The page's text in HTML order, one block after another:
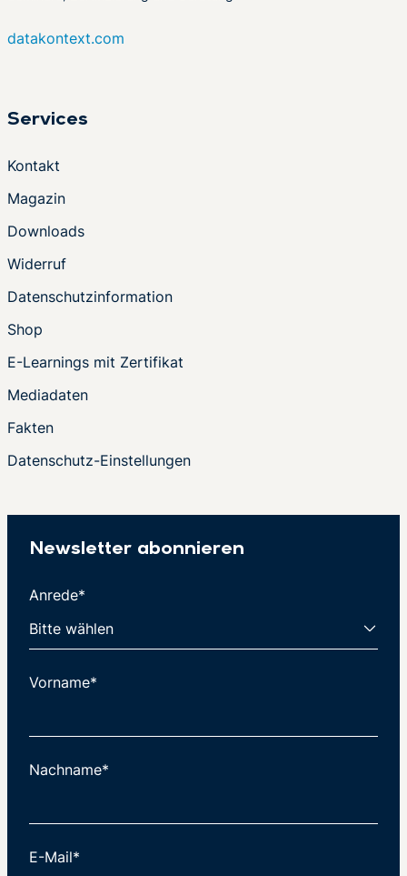
datakontext.com
Services
Kontakt
Magazin
Downloads
Widerruf
Datenschutzinformation
Shop
E-Learnings mit Zertifikat
Mediadaten
Fakten
Datenschutz-Einstellungen
Newsletter abonnieren
Anrede*
Vorname*
Nachname*
E-Mail*